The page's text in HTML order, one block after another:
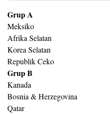
Grup A
Meksiko
Afrika Selatan
Korea Selatan
Republik Ceko
Grup B
Kanada
Bosnia & Herzegovina
Qatar